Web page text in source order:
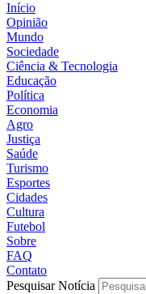
Início
Opinião
Mundo
Sociedade
Ciência & Tecnologia
Educação
Política
Economia
Agro
Justiça
Saúde
Turismo
Esportes
Cidades
Cultura
Futebol
Sobre
FAQ
Contato
Pesquisar Notícia